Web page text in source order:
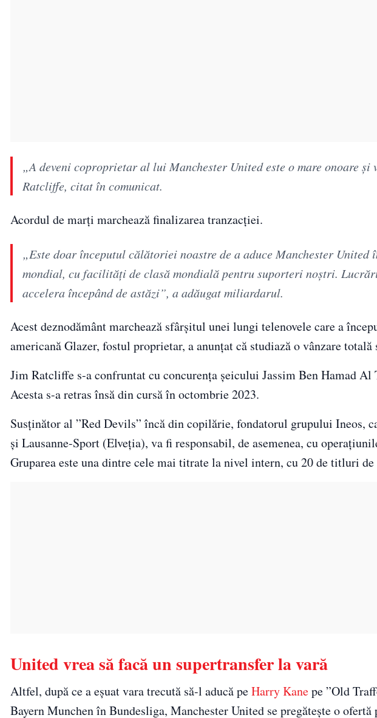
„A deveni coproprietar al lui Manchester United este o mare onoare
Ratcliffe, citat în comunicat.
Acordul de marţi marchează finalizarea tranzacţiei.
„Este doar începutul călătoriei noastre de a aduce Manchester
mondial, cu facilităţi de clasă mondială pentru suporteri noştri.
accelera începând de astăzi”, a adăugat miliardarul.
Acest deznodământ marchează sfârşitul unei lungi telenovele care a
americană Glazer, fostul proprietar, a anunţat că studiază o vânzare
Jim Ratcliffe s-a confruntat cu concurenţa şeicului Jassim Ben Hamad
Acesta s-a retras însă din cursă în octombrie 2023.
Susţinător al ”Red Devils” încă din copilărie, fondatorul grupului Ineos,
şi Lausanne-Sport (Elveţia), va fi responsabil, de asemenea, cu
Gruparea este una dintre cele mai titrate la nivel intern, cu 20 de titluri
United vrea să facă un supertransfer la vară
Altfel, după ce a eșuat vara trecută să-l aducă peHarry Kanepe ”Old
Bayern Munchen în Bundesliga, Manchester United se pregătește o